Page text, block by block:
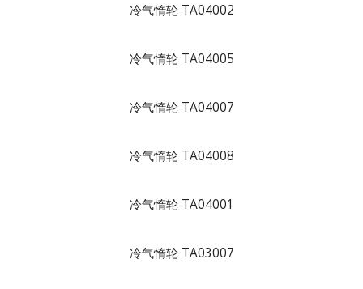
冷气惰轮 TA04002
冷气惰轮 TA04005
冷气惰轮 TA04007
冷气惰轮 TA04008
冷气惰轮 TA04001
冷气惰轮 TA03007